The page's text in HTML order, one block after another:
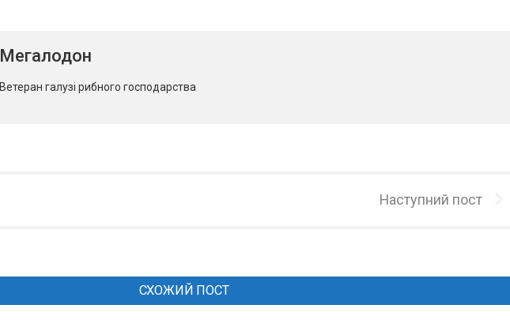
Мегалодон
Ветеран галузі рибного господарства
Наступний пост
СХОЖИЙ ПОСТ